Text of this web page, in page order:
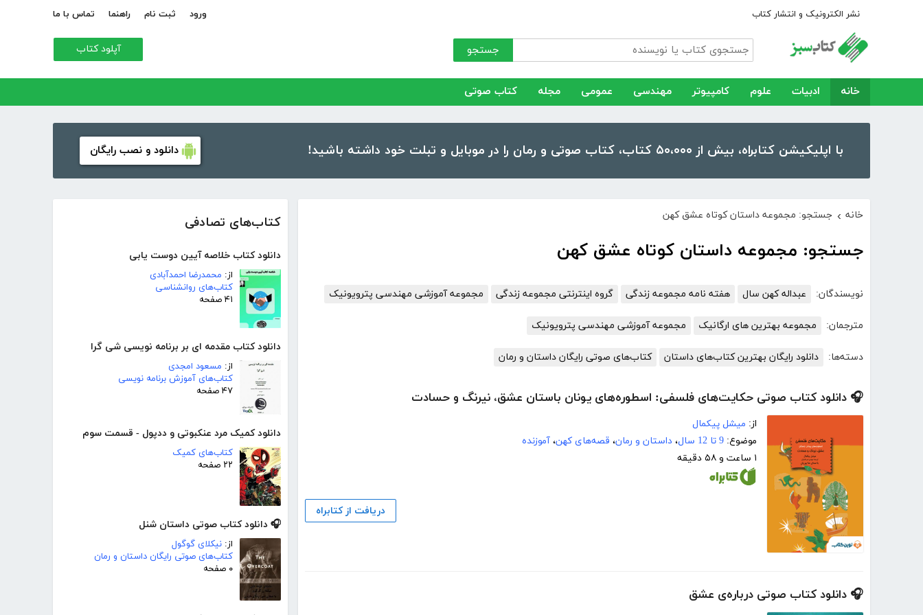
نشر الکترونیک و انتشار کتاب ورود ثبت نام راهنما تماس با ما
جستجو آپلود کتاب
خانه ادبیات علوم کامپیوتر مهندسی عمومی مجله کتاب صوتی
با اپلیکیشن کتابراه، بیش از ۵۰،۰۰۰ کتاب، کتاب صوتی و رمان را در موبایل و تبلت خود داشته باشید! دانلود و نصب رایگان
کتاب‌های تصادفی
دانلود کتاب خلاصه آیین دوست یابی
از: محمدرضا احمدآبادی
کتاب‌های روانشناسی
۴۱ صفحه
دانلود کتاب مقدمه ای بر برنامه نویسی شی گرا
از: مسعود امجدی
کتاب‌های آموزش برنامه نویسی
۴۷ صفحه
دانلود کمیک مرد عنکبوتی و ددپول - قسمت سوم
کتاب‌های کمیک
۲۲ صفحه
🎧 دانلود کتاب صوتی داستان شنل
از: نیکلای گوگول
کتاب‌های صوتی رایگان داستان و رمان
۰ صفحه
خانه › جستجو: مجموعه داستان کوتاه عشق کهن
جستجو: مجموعه داستان کوتاه عشق کهن
نویسندگان: عبداله کهن سال هفته نامه مجموعه زندگی گروه اینترنتی مجموعه زندگی مجموعه آموزشی مهندسی پترویونیک
مترجمان: مجموعه بهترین های ارگانیک مجموعه آموزشی مهندسی پترویونیک
دسته‌ها: دانلود رایگان بهترین کتاب‌های داستان کتاب‌های صوتی رایگان داستان و رمان
🎧 دانلود کتاب صوتی حکایت‌های فلسفی: اسطوره‌های یونان باستان عشق، نیرنگ و حسادت
از: میشل پیکمال
موضوع: 9 تا 12 سال ، داستان و رمان، قصه‌های کهن، آموزنده
۱ ساعت و ۵۸ دقیقه
دریافت از کتابراه
🎧 دانلود کتاب صوتی درباره‌ی عشق